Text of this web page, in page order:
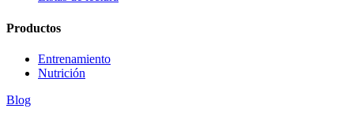
Productos
Entrenamiento
Nutrición
Blog